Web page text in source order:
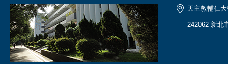
天主教輔仁
242062 新北